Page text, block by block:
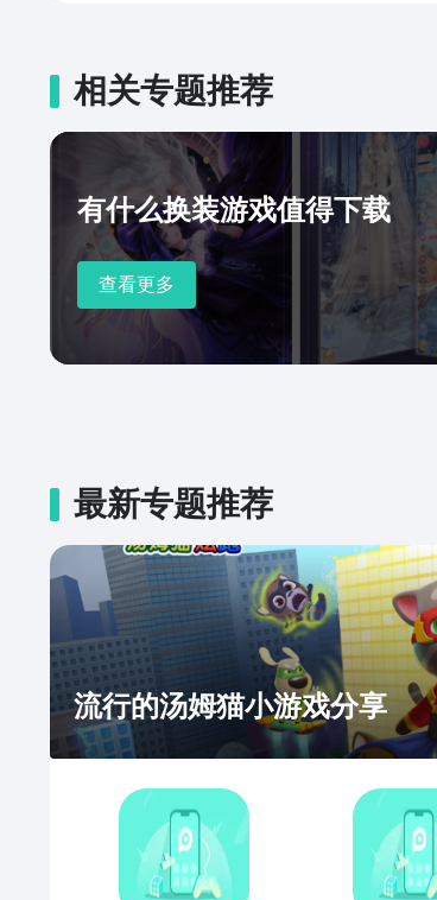
相关专题推荐
有什么换装游戏值得下载
查看更多
最新专题推荐
流行的汤姆猫小游戏分享